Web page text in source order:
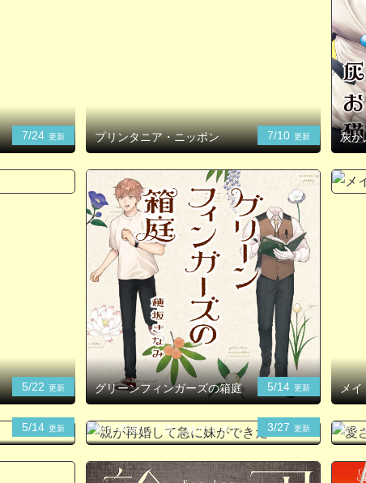
7/24 更新 プリンタニア・ニッポン 7/10 更新 灰か
5/22 更新 グリーンフィンガーズの箱庭 5/14 更新 メイ
5/14 更新 親が再婚して急に妹ができた 3/27 更新
愛さ
話